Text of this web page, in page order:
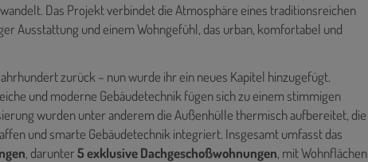
Das Projekt verbindet die Atmosphäre eines traditionsreichen
Ausstattung und einem Wohngefühl, das urban, komfortabel und
zurück – nun wurde ihr ein neues Kapitel hinzugefügt.
und moderne Gebäudetechnik fügen sich zu einem stimmigen
wurden unter anderem die Außenhülle thermisch aufbereitet, die
und smarte Gebäudetechnik integriert. Insgesamt umfasst das
, darunter5 exklusive Dachgeschoßwohnungen, mit Wohnflächen